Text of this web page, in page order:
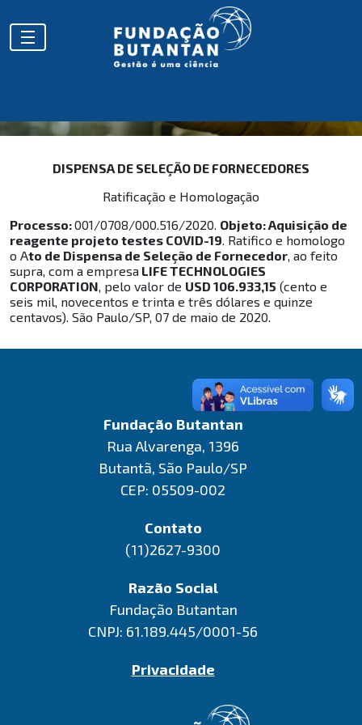
COVID
DISPENSA DE SELEÇÃO DE FORNECEDORES
Ratificação e Homologação
Processo:001/0708/000.516/2020. Objeto: Aquisição de
reagente projeto testes COVID-19. Ratifico e homologo
o Ato de Dispensa de Seleção de Fornecedor, ao feito
supra, com a empresa LIFE TECHNOLOGIES
CORPORATION, pelo valor de USD 106.933,15 (cento e
seis mil, novecentos e trinta e três dólares e quinze
centavos). São Paulo/SP, 07 de maio de 2020.
Fundação Butantan
Rua Alvarenga, 1396
Butantã, São Paulo/SP
CEP: 05509-002
Contato
(11)2627-9300
Razão Social
Fundação Butantan
CNPJ: 61.189.445/0001-56
Privacidade